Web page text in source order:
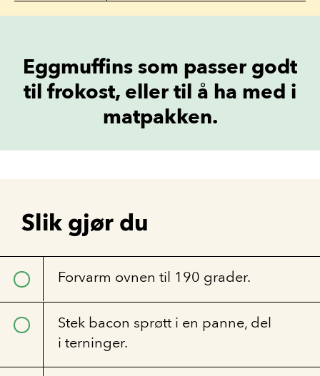
Eggmuffins som passer godt
til frokost, eller til å ha med i
matpakken.
Slik gjør du
Forvarm ovnen til 190 grader.
Stek bacon sprøtt i en panne, del
i terninger.